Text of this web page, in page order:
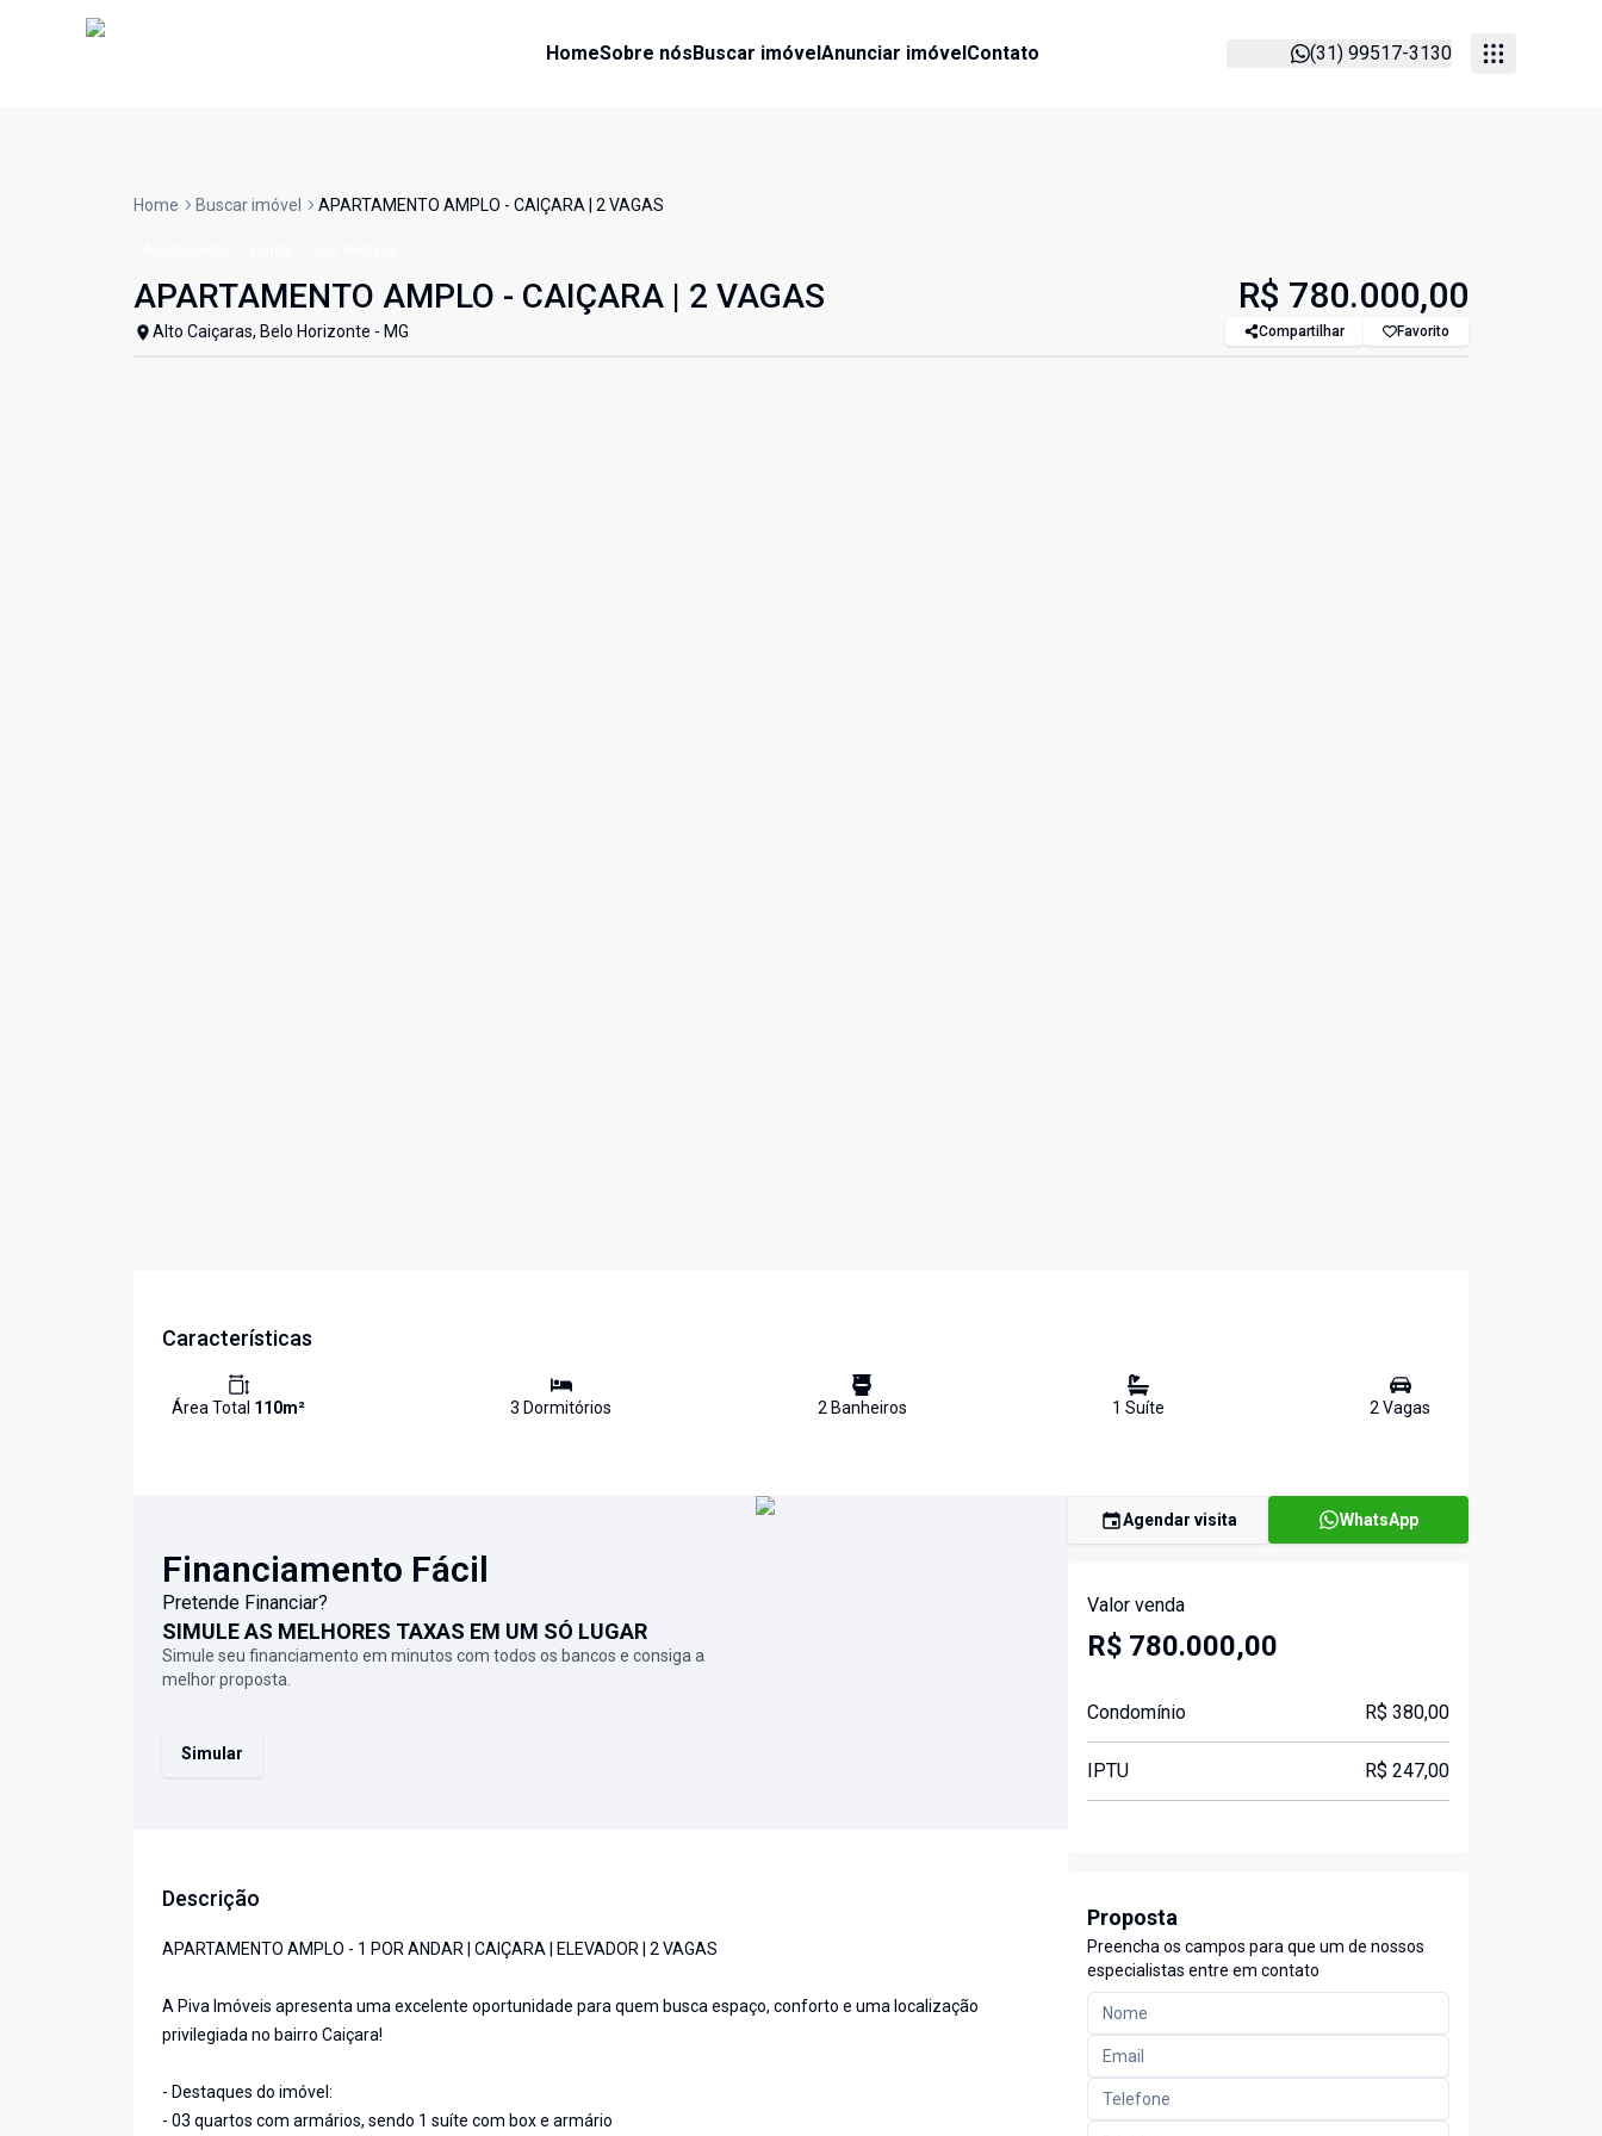
HomeSobre nósBuscar imóvelAnunciar imóvelContato (31) 99517-3130
Home Buscar imóvel APARTAMENTO AMPLO - CAIÇARA | 2 VAGAS
APARTAMENTO AMPLO - CAIÇARA | 2 VAGAS
Alto Caiçaras, Belo Horizonte - MG
R$ 780.000,00
Compartilhar Favorito
Características
Área Total 110m² 3 Dormitórios 2Banheiros 1 Suíte 2Vagas
Financiamento Fácil
Pretende Financiar?
SIMULE AS MELHORES TAXAS EM UM SÓ LUGAR
Simule seu financiamento em minutos com todos os bancos e consiga a
melhor proposta.
Simular
Descrição
APARTAMENTO AMPLO - 1 POR ANDAR | CAIÇARA | ELEVADOR | 2 VAGAS
A Piva Imóveis apresenta uma excelente oportunidade para quem busca espaço, conforto e uma localização
privilegiada no bairro Caiçara!
- Destaques do imóvel:
- 03 quartos com armários, sendo 1 suíte com box e armário
Agendar visita WhatsApp
Valor venda
R$ 780.000,00
Condomínio R$ 380,00
IPTU R$ 247,00
Proposta
Preencha os campos para que um de nossos
especialistas entre em contato